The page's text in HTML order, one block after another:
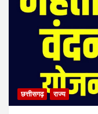
छत्तीसगढ़ राज्य